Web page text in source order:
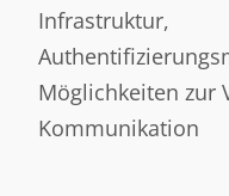
Infrastruktur,
Möglichkeiten zur
Kommunikation